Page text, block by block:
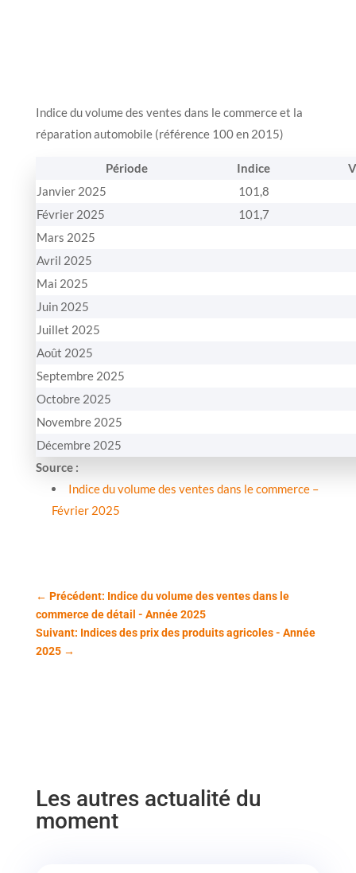
Indice du volume des ventes dans le commerce et la
réparation automobile (référence 100 en 2015)
Période Indice
Janvier 2025
101,8
Février 2025
101,7
Mars 2025
Avril 2025
Mai 2025
Juin 2025
Juillet 2025
Août 2025
Septembre 2025
Octobre 2025
Novembre 2025
Décembre 2025
Source :
Indice du volume des ventes dans le commerce –
Février 2025
← Précédent: Indice du volume des ventes dans le
commerce de détail - Année 2025
Suivant: Indices des prix des produits agricoles - Année
2025→
Les autres actualité du
moment